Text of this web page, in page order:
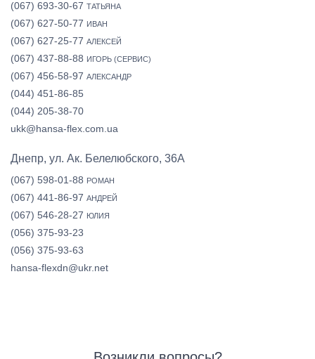
(067) 693-30-67 ТАТЬЯНА
(067) 627-50-77 ИВАН
(067) 627-25-77 АЛЕКСЕЙ
(067) 437-88-88 ИГОРЬ (СЕРВИС)
(067) 456-58-97 АЛЕКСАНДР
(044) 451-86-85
(044) 205-38-70
ukk@hansa-flex.com.ua
Днепр, ул. Ак. Белелюбского, 36А
(067) 598-01-88 РОМАН
(067) 441-86-97 АНДРЕЙ
(067) 546-28-27 ЮЛИЯ
(056) 375-93-23
(056) 375-93-63
hansa-flexdn@ukr.net